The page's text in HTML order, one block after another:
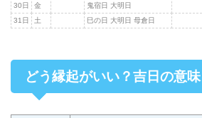
30日
金 鬼宿日 大明日
31日
土 巳の日 大明日 母倉日
どう縁起がいい？吉日の意味